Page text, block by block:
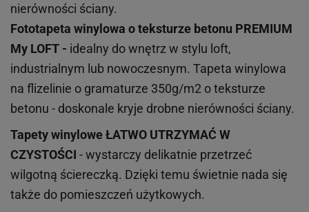
nierówności ściany.
Fototapeta winylowa oteksturze betonu PREMIUM
My LOFT - idealny do wnętrz w stylu loft,
industrialnym lub nowoczesnym. Tapeta winylowa
na flizelinie o gramaturze 350g/m2 o teksturze
betonu - doskonale kryje drobne nierówności ściany.
Tapety winyloweŁATWO UTRZYMAĆ W
CZYSTOŚCI - wystarczy delikatnie przetrzeć
wilgotną ściereczką. Dzięki temu świetnie nada się
także do pomieszczeń użytkowych.